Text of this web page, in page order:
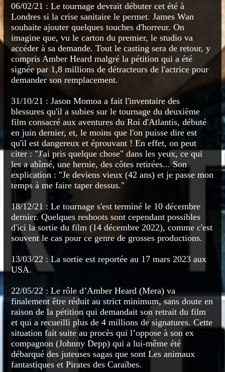
06/02/21 : Le tournage devrait débuter cet été à
Londres si la crise sanitaire le permet. James Wan
souhaite ajouter quelques touches d'horreur. On
imagine que, vu le carton du premier, le studio va
accéder à sa demande. Tout le casting sera de retour, y
compris Amber Heard malgré la pétition qui a été
signée par 1,8 millions de détracteurs de l'actrice pour
demander son remplacement.
31/10/21 : Jason Momoa a fait l'inventaire des
blessures qu'il a subies sur le tournage du deuxième
film consacré aux aventures du Roi d'Atlantis, débuté
en juin dernier, et, le moins que l'on puisse dire est
qu'il est dangereux et éprouvant ! En effet, on peut
citer : "J'ai pris quelque chose" dans les yeux, ce qui
les a abîmé, une hernie, des côtes retirées... Son
explication : "Je deviens vieux (42 ans) et je passe mon
temps à me faire taper dessus."
18/12/21 : Le tournage s'est terminé le 10 décembre
dernier. Quelques reshoots sont cependant possibles
d'ici la sortie du film (14 décembre 2022), comme c'est
souvent le cas pour ce genre de grosses productions.
13/03/22 : La sortie est reportée au 17 mars 2023 aux
USA.
22/05/22 : Le rôle d’Amber Heard (Mera) va
finalement être réduit au strict minimum, sans doute en
raison de la pétition qui demandait son retrait du film
et qui a recueilli plus de 4 millions de signatures. Cette
situation fait suite au procès qui l’oppose à son ex
compagnon (Johnny Depp) qui a lui-même été
débarqué des juteuses sagas que sont Les animaux
fantastiques et Pirates des Caraïbes.